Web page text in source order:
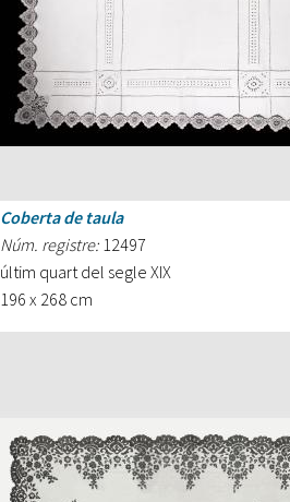
Coberta de taula
Núm. registre: 12497
últim quart del segle XIX
196 x 268 cm